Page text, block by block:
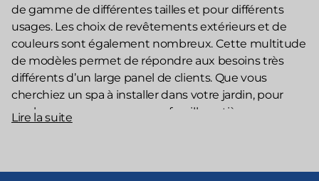
de gamme de différentes tailles et pour différents
usages. Les choix de revêtements extérieurs et de
couleurs sont également nombreux. Cette multitude
de modèles permet de répondre aux besoins très
différents d’un large panel de clients. Que vous
cherchiez un spa à installer dans votre jardin, pour
quelques personnes ou une famille entière, ou un
Lire la suite